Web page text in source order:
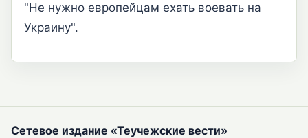
"Не нужно европейцам ехать воевать на
Украину".
Сетевое издание «Теучежские вести»